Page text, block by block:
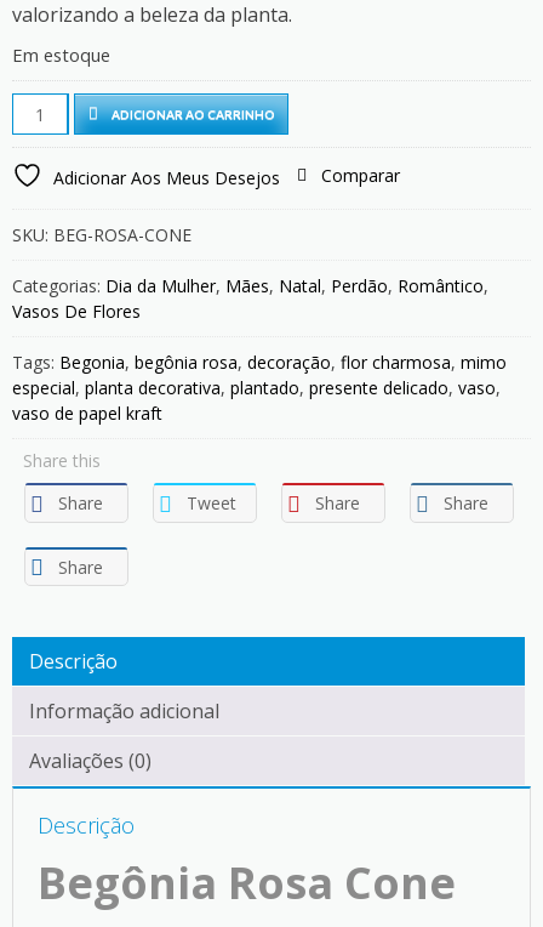
valorizando a beleza da planta.
Em estoque
Begônia
Rosa
Cone
quantity
ADICIONAR AO CARRINHO
Adicionar Aos Meus Desejos Comparar
SKU: BEG-ROSA-CONE
Categorias: Dia da Mulher, Mães, Natal, Perdão, Romântico,
Vasos De Flores
Tags: Begonia, begônia rosa, decoração, flor charmosa, mimo
especial, planta decorativa, plantado, presente delicado, vaso,
vaso de papel kraft
Share this
Share
Tweet Share Share
Share
Descrição
Informação adicional
Avaliações (0)
Descrição
Begônia Rosa Cone